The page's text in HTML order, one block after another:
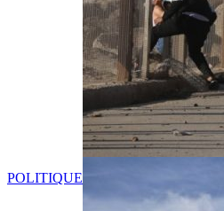
POLITIQUE